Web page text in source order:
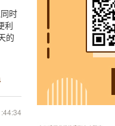
时
利
的